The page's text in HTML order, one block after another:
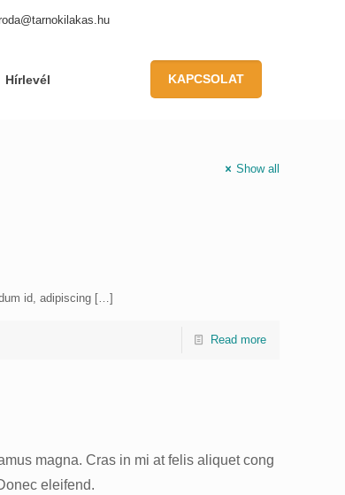
Hírlevél KAPCSOLAT
Show all
id, adipiscing […]
Read more
magna. Cras in mi at felis aliquet cong
eleifend.